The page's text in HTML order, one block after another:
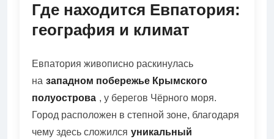
Где находится Евпатория:
география и климат
Евпатория живописно раскинулась
на западном побережье Крымского
полуострова , у берегов Чёрного моря.
Город расположен в степной зоне, благодаря
чему здесь сложился уникальный